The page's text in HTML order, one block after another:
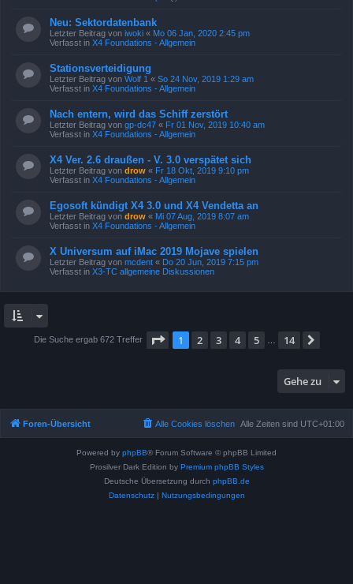
Neu: Sektordatenbank
Letzter Beitrag von iwoki « Mo 06 Jan, 2020 2:45 pm
Verfasst in X4 Foundations - Allgemein
Stationsverteidigung
Letzter Beitrag von Wolf 1 « So 24 Nov, 2019 1:29 am
Verfasst in X4 Foundations - Allgemein
Nach entern, wird das Schiff zerstört
Letzter Beitrag von gp-dc47 « Fr 01 Nov, 2019 10:40 am
Verfasst in X4 Foundations - Allgemein
X4 Ver. 2.6 draußen - V. 3.0 verspätet sich
Letzter Beitrag von drow « Fr 18 Okt, 2019 9:10 pm
Verfasst in X4 Foundations - Allgemein
Egosoft kündigt X4 3.0 und X4 Vendetta an
Letzter Beitrag von drow « Mi 07 Aug, 2019 8:07 am
Verfasst in X4 Foundations - Allgemein
X Universum auf iMac 2019 Mojave spielen
Letzter Beitrag von mcdent « Do 20 Jun, 2019 7:15 pm
Verfasst in X3-TC allgemeine Diskussionen
Die Suche ergab 672 Treffer Seite 1von14
1 2 3 4 5 14
Gehe zu
Foren-Übersicht Alle Zeiten sind UTC+01:00
Alle Cookies löschen
Powered by phpBB® Forum Software © phpBB Limited
Prosilver Dark Edition by Premium phpBB Styles
Deutsche Übersetzung durch phpBB.de
Datenschutz| Nutzungsbedingungen